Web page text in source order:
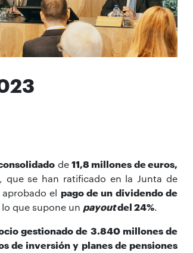
de11,8 millones de euros,
que se han ratificado en la Junta de
el pago de un dividendode
que supone un payoutdel 24%.
gestionado de 3.840 millones de
de inversión y planes de pensiones